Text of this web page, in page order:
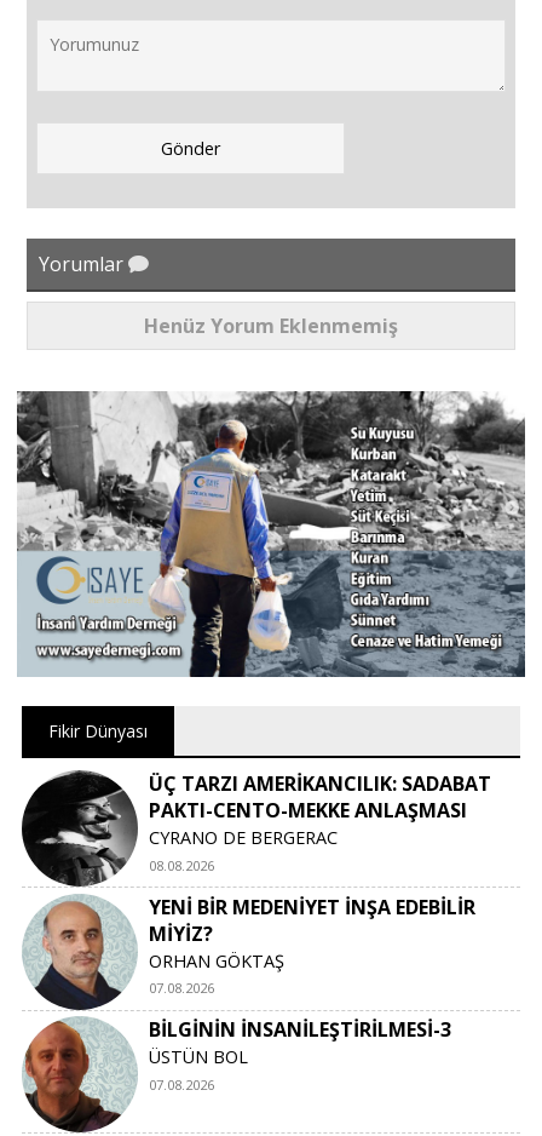
Yorumlar
Henüz Yorum Eklenmemiş
Fikir Dünyası
ÜÇ TARZI AMERİKANCILIK: SADABAT
PAKTI-CENTO-MEKKE ANLAŞMASI
CYRANO DE BERGERAC
08.08.2026
YENİ BİR MEDENİYET İNŞA EDEBİLİR
MİYİZ?
ORHAN GÖKTAŞ
07.08.2026
BİLGİNİN İNSANİLEŞTİRİLMESİ-3
ÜSTÜN BOL
07.08.2026